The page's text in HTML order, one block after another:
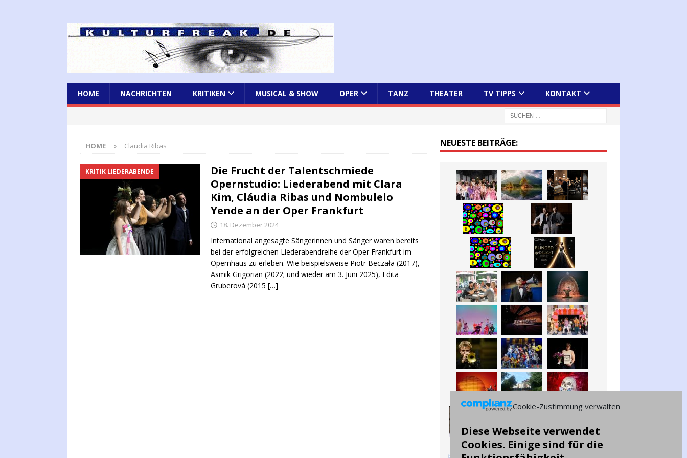
Cookie-Zustimmung verwalten
Diese Webseite verwendet
Cookies. Einige sind für die
HOME NACHRICHTEN KRITIKEN MUSICAL & SHOW OPER TANZ THEATER TV TIPPS KONTAKT
HOME Claudia Ribas
KRITIK LIEDERABENDE
Die Frucht der Talentschmiede
Opernstudio: Liederabend mit Clara
Kim, Cláudia Ribas und Nombulelo
Yende an der Oper Frankfurt
18. Dezember 2024
International angesagte Sängerinnen und Sänger waren bereits
bei der erfolgreichen Liederabendreihe der Oper Frankfurt im
Opernhaus zu erleben. Wie beispielsweise Piotr Beczała (2017),
Asmik Grigorian (2022; und wieder am 3. Juni 2025), Edita
Gruberová (2015 […]
NEUESTE BEITRÄGE: